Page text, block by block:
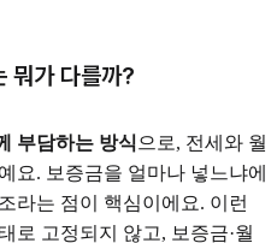
뭐가 다를까?
부담하는 방식 으로, 전세와 월
요. 보증금을 얼마나 넣느냐에
라는 점이 핵심이에요. 이런
로 고정되지 않고, 보증금·월